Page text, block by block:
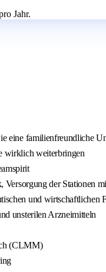
Jahr.
eine familienfreundliche
wirklich weiterbringen
der Stationen
und wirtschaftlichen
unsterilen Arzneimitteln
(CLMM)